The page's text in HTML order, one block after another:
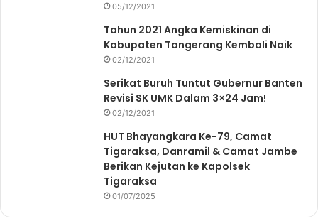
05/12/2021
Tahun 2021 Angka Kemiskinan di
Kabupaten Tangerang Kembali Naik
02/12/2021
Serikat Buruh Tuntut Gubernur Banten
Revisi SK UMK Dalam 3×24 Jam!
02/12/2021
HUT Bhayangkara Ke-79, Camat
Tigaraksa, Danramil & Camat Jambe
Berikan Kejutan ke Kapolsek
Tigaraksa
01/07/2025